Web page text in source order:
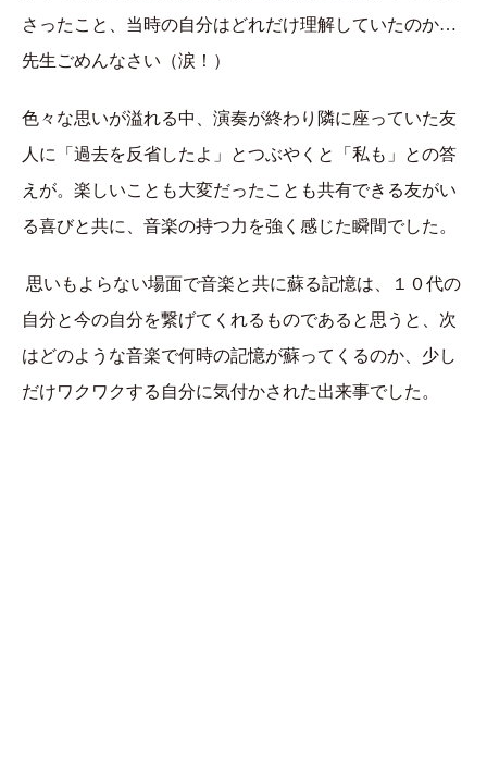
さったこと、当時の自分はどれだけ理解していたのか…
先生ごめんなさい（涙！）
色々な思いが溢れる中、演奏が終わり隣に座っていた友
人に「過去を反省したよ」とつぶやくと「私も」との答
えが。楽しいことも大変だったことも共有できる友がい
る喜びと共に、音楽の持つ力を強く感じた瞬間でした。
思いもよらない場面で音楽と共に蘇る記憶は、１０代の
自分と今の自分を繋げてくれるものであると思うと、次
はどのような音楽で何時の記憶が蘇ってくるのか、少し
だけワクワクする自分に気付かされた出来事でした。